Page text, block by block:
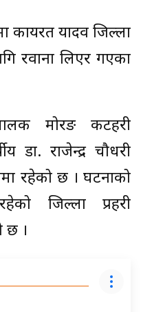
कार्यरत यादव जिल्ला
रवाना लिएर गएका
मोरङ कटहरी
डा. राजेन्द्र चौधरी
रहेको छ । घटनाको
जिल्ला प्रहरी
छ ।